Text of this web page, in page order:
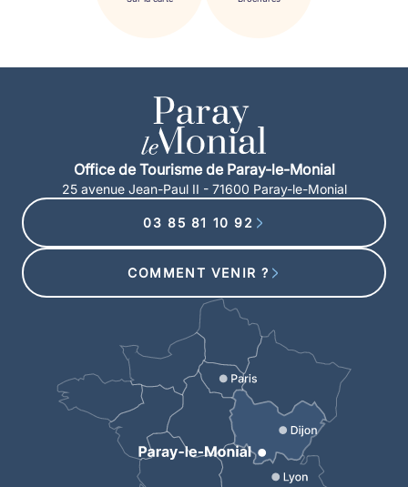
Office de Tourisme de Paray-le-Monial
25 avenue Jean-Paul II - 71600 Paray-le-Monial
03 85 81 10 92
COMMENT VENIR ?